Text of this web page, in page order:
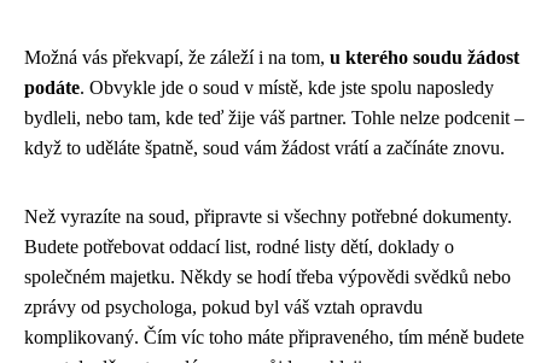
Možná vás překvapí, že záleží i na tom, u kterého soudu žádost
podáte. Obvykle jde o soud v místě, kde jste spolu naposledy
bydleli, nebo tam, kde teď žije váš partner. Tohle nelze podcenit –
když to uděláte špatně, soud vám žádost vrátí a začínáte znovu.
Než vyrazíte na soud, připravte si všechny potřebné dokumenty.
Budete potřebovat oddací list, rodné listy dětí, doklady o
společném majetku. Někdy se hodí třeba výpovědi svědků nebo
zprávy od psychologa, pokud byl váš vztah opravdu
komplikovaný. Čím víc toho máte připraveného, tím méně budete